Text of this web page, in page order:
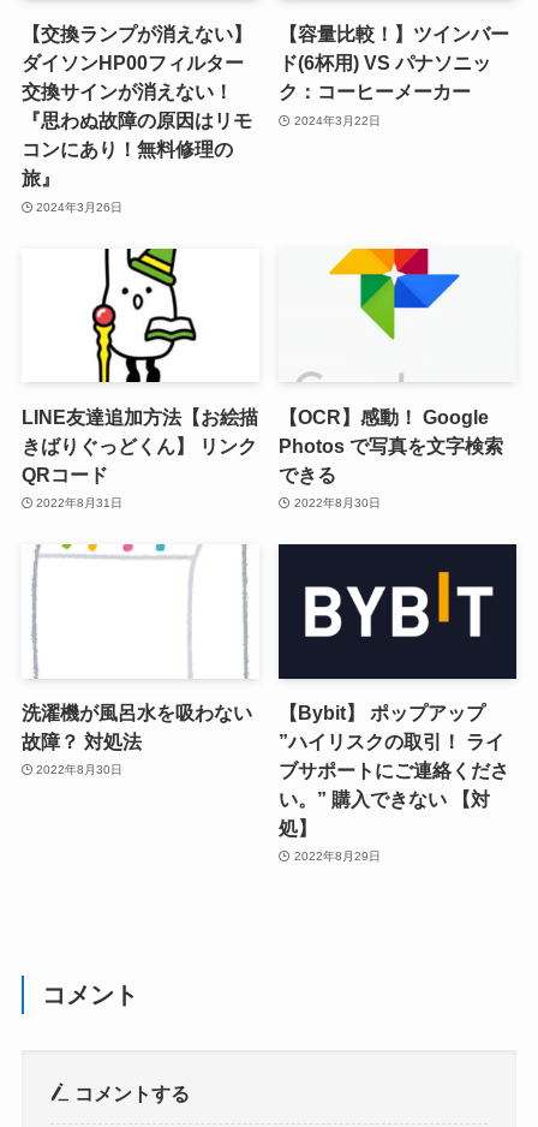
【交換ランプが消えない】
ダイソンHP00フィルター
交換サインが消えない！
『思わぬ故障の原因はリモ
コンにあり！無料修理の
旅』
2024年3月26日
【容量比較！】ツインバー
ド(6杯用) VS パナソニッ
ク：コーヒーメーカー
2024年3月22日
LINE友達追加方法【お絵描
きばりぐっどくん】 リンク
QRコード
2022年8月31日
【OCR】感動！ Google
Photos で写真を文字検索
できる
2022年8月30日
洗濯機が風呂水を吸わない
故障？ 対処法
2022年8月30日
【Bybit】 ポップアップ
”ハイリスクの取引！ ライ
ブサポートにご連絡くださ
い。” 購入できない 【対
処】
2022年8月29日
コメント
コメントする